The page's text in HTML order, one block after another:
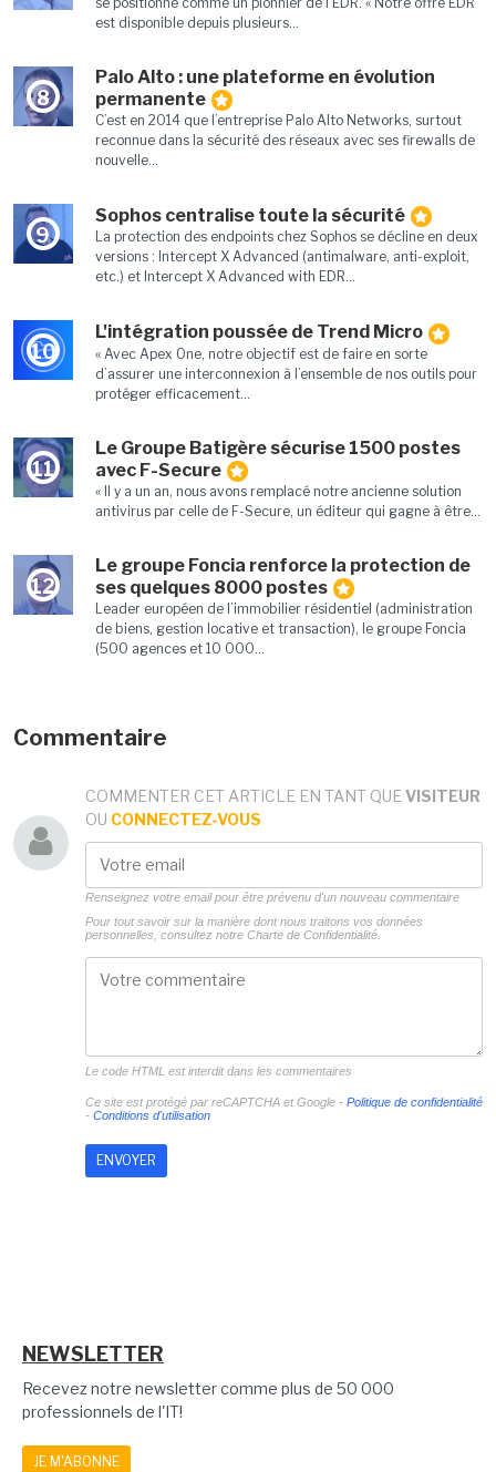
est disponible depuis plusieurs...
8
Palo Alto : une plateforme en évolution
permanente
C’est en 2014 que l’entreprise Palo Alto Networks, surtout
reconnue dans la sécurité des réseaux avec ses firewalls de
nouvelle...
9
Sophos centralise toute la sécurité
La protection des endpoints chez Sophos se décline en deux
versions : Intercept X Advanced (antimalware, anti-exploit,
etc.) et Intercept X Advanced with EDR...
10
L'intégration poussée de Trend Micro
« Avec Apex One, notre objectif est de faire en sorte
d’assurer une interconnexion à l’ensemble de nos outils pour
protéger efficacement...
11
Le Groupe Batigère sécurise 1500 postes
avec F-Secure
« Il y a un an, nous avons remplacé notre ancienne solution
antivirus par celle de F-Secure, un éditeur qui gagne à être...
12
Le groupe Foncia renforce la protection de
ses quelques 8000 postes
Leader européen de l’immobilier résidentiel (administration
de biens, gestion locative et transaction), le groupe Foncia
(500 agences et 10 000...
Commentaire
COMMENTER CET ARTICLE EN TANT QUE VISITEUR
OU CONNECTEZ-VOUS
Renseignez votre email pour être prévenu d'un nouveau commentaire
Pour tout savoir sur la manière dont nous traitons vos données
personnelles, consultez notre Charte de Confidentialité.
Le code HTML est interdit dans les commentaires
Ce site est protégé par reCAPTCHA et Google - Politique de confidentialité
- Conditions d'utilisation
NEWSLETTER
Recevez notre newsletter comme plus de 50 000
professionnels de l'IT!
JE M'ABONNE